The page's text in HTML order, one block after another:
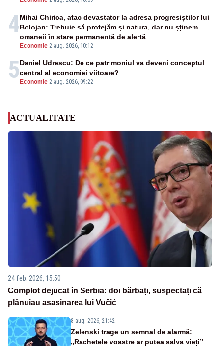
4
Economie-2 aug. 2026, 10:12
Mihai Chirica, atac devastator la adresa progresiștilor lui
Bolojan: Trebuie să protejăm și natura, dar nu șținem
omaneii în stare permanentă de alertă
5 Economie-2 aug. 2026, 09:22
Daniel Udrescu: De ce patrimoniul va deveni conceptul
central al economiei viitoare?
ACTUALITATE
24 feb. 2026, 15:50
Complot dejucat în Serbia: doi bărbați, suspectați că
plănuiau asasinarea lui Vučić
8 aug. 2026, 21:42
Zelenski trage un semnal de alarmă:
„Rachetele voastre ar putea salva vieți”